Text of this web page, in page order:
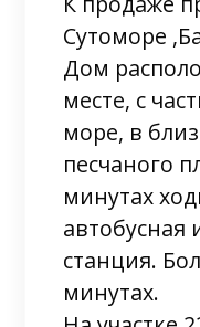
Сутоморе
Дом
месте, с
море, в
песчаного
минутах
автобусная
станция.
минутах.